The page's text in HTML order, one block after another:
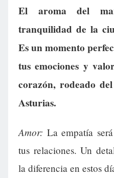
El aroma del
tranquilidad de la
Es un momento
tus emociones y
corazón, rodeado
Asturias.
Amor: La empatía
tus relaciones. Un
la diferencia en estos